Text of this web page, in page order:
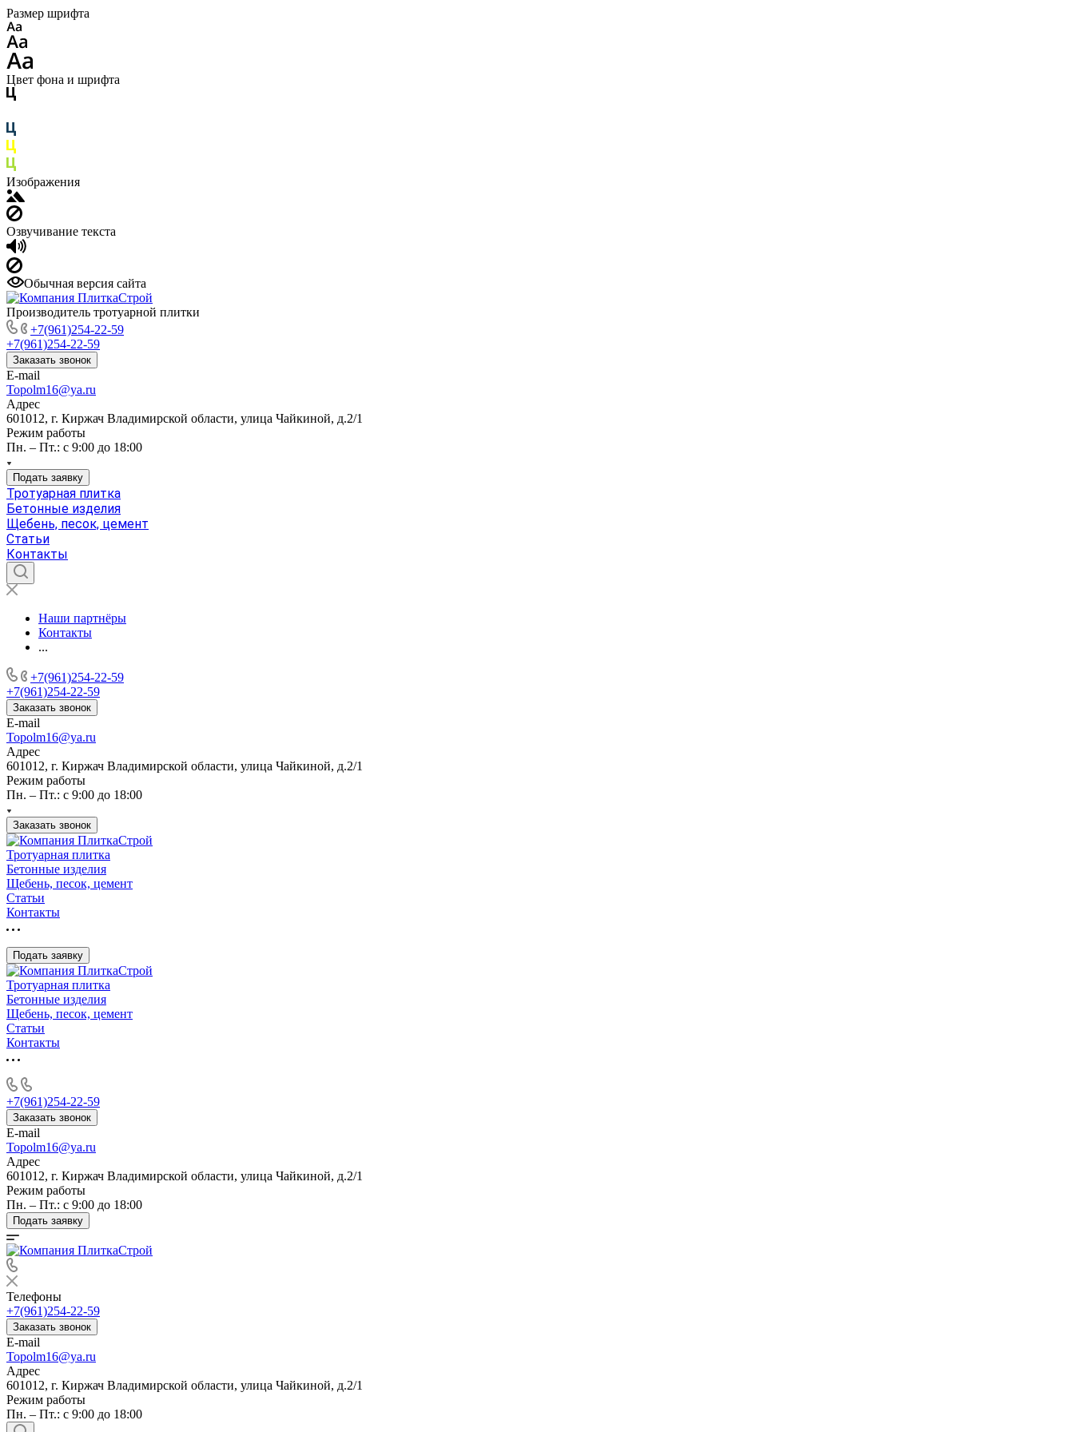
Размер шрифта
Цвет фона и шрифта
Изображения
Озвучивание текста
Обычная версия сайта
Производитель тротуарной плитки
+7(961)254-22-59
+7(961)254-22-59
Заказать звонок
E-mail
Topolm16@ya.ru
Адрес
601012, г. Киржач Владимирской области, улица Чайкиной, д.2/1
Режим работы
Пн. – Пт.: с 9:00 до 18:00
Подать заявку
Тротуарная плитка
Бетонные изделия
Щебень, песок, цемент
Статьи
Контакты
Наши партнёры
Контакты
...
+7(961)254-22-59
+7(961)254-22-59
Заказать звонок
E-mail
Topolm16@ya.ru
Адрес
601012, г. Киржач Владимирской области, улица Чайкиной, д.2/1
Режим работы
Пн. – Пт.: с 9:00 до 18:00
Заказать звонок
Тротуарная плитка
Бетонные изделия
Щебень, песок, цемент
Статьи
Контакты
Подать заявку
Тротуарная плитка
Бетонные изделия
Щебень, песок, цемент
Статьи
Контакты
+7(961)254-22-59
Заказать звонок
E-mail
Topolm16@ya.ru
Адрес
601012, г. Киржач Владимирской области, улица Чайкиной, д.2/1
Режим работы
Пн. – Пт.: с 9:00 до 18:00
Подать заявку
Телефоны
+7(961)254-22-59
Заказать звонок
E-mail
Topolm16@ya.ru
Адрес
601012, г. Киржач Владимирской области, улица Чайкиной, д.2/1
Режим работы
Пн. – Пт.: с 9:00 до 18:00